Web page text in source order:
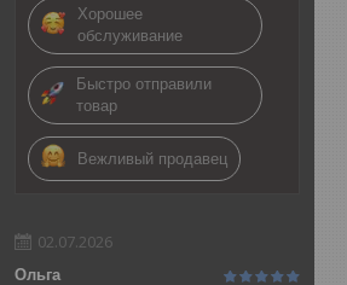
Хорошее
обслуживание
Быстро отправили
товар
Вежливый продавец
02.07.2026
Ольга